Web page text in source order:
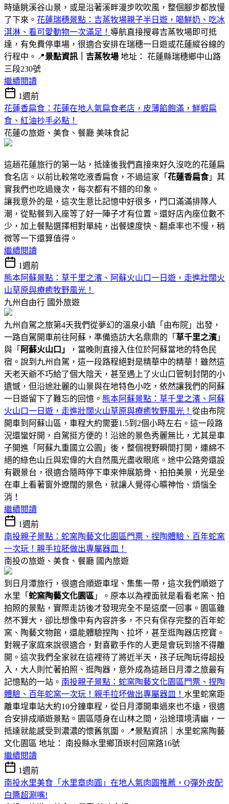
時遠眺溪谷山景，或是沿著溪畔漫步吹吹風，整個腳步都放慢
了下來。 花蓮瑞穗景點：吉蒸牧場親子半日遊，喝鮮奶、吃冰
淇淋、看可愛動物一次滿足！ 導航直接搜尋吉蒸牧場即可抵
達，有免費停車場，很適合安排在瑞穗一日遊或花蓮縱谷線的
行程中。📍景點資訊｜吉蒸牧場 地址： 花蓮縣瑞穗鄉中山路
三段230號
繼續閱讀
1週前
花蓮香扁食：花蓮在地人氣扁食老店，皮薄餡飽滿，鮮蝦扁
食、紅油抄手必點！
花蓮の旅遊、美食、餐廳 美味食記
這趟花蓮旅行的第一站，抵達後我們直接來好久沒吃的花蓮扁
食名店。以前比較常吃液香扁食，不過這家「 花蓮香扁食」其
實我們也吃過幾次，每次都有不錯的印象。
讓我意外的是，這次生意比記憶中好很多，門口滿滿排隊人
潮，從點餐到入座等了好一陣子才有位置。還好店內座位數不
少，加上餐點選擇相對單純，出餐速度快、翻桌率也不慢，稍
微等一下還算值得。
繼續閱讀
1週前
熊本阿蘇景點：草千里之濱、阿蘇火山口一日遊，走進壯闊火
山草原與療癒牧野風光！
九州自由行 國外旅遊
九州自駕之旅第4天我們從夢幻的溫泉小鎮「由布院」出發，
一路自駕開車前往阿蘇，準備造訪大名鼎鼎的「 草千里之濱 」
與「 阿蘇火山口」
，當晚則直接入住位於阿蘇當地的特色民
宿。說到九州自駕，這一段路程絕對是精華中的精華！雖然這
天老天爺不巧給了個大陰天，甚至遇上了火山口管制封閉的小
遺憾，但沿途壯麗的山景與在地特色小吃，依然讓我們的阿蘇
一日遊留下了難忘的回憶。 熊本阿蘇景點：草千里之濱、阿蘇
火山口一日遊，走進壯闊火山草原與療癒牧野風光！ 從由布院
開車到阿蘇山區，車程大約需要1.5到2個小時左右。這一段路
況還蠻好開，自駕挺方便的！沿途的景色秀麗無比，尤其是車
子開進「阿蘇九重國立公園」後，整個視野瞬間打開，連綿不
絕的綠色山丘與宏偉的大自然風光盡收眼底。途中公路旁還設
有觀景台，很適合隨時停下車來伸展筋骨、拍拍美景，光是坐
在車上看著窗外遼闊的景色，就讓人覺得心曠神怡、煩惱全
消！
繼續閱讀
1週前
南投親子景點：蛇窯陶藝文化園區門票、捏陶體驗、百年蛇窯
一次玩！親手拉胚做出專屬器皿！
南投の旅遊、美食、餐廳 國內旅遊
到日月潭旅行，很適合順遊車埕、集集一帶，這次我們順遊了
水里「 蛇窯陶藝文化園區 」。原本以為裡面就是看看老窯、拍
拍照的景點，實際走訪後才發現完全不是這麼一回事。園區雖
然不算大，卻比想像中有內容許多，不只有保存完整的百年蛇
窯、陶藝文物館，還能體驗捏陶、拉坏，甚至逛陶器店挖寶。
對親子家庭來說很適合，對喜歡手作的人更是會玩到捨不得離
開。這次我們全家就在這裡待了將近半天，孩子玩陶玩得超投
入，大人則忙著拍照、逛陶器，意外成為這趟日月潭之旅最有
記憶點的一站。 南投親子景點：蛇窯陶藝文化園區門票、捏陶
體驗、百年蛇窯一次玩！親手拉坏做出專屬器皿！ 水里蛇窯距
離車埕車站大約10分鐘車程，從日月潭開車過來也不遠，很適
合安排成順遊景點。園區隱身在山林之間，沿途環境清幽，一
抵達就能感受到濃濃的懷舊氛圍。📍景點資訊｜水里蛇窯陶藝
文化園區 地址： 南投縣水里鄉頂崁村回窯路16號
繼續閱讀
1週前
南投水里美食「水里章肉圓」在地人氣肉圓推薦，Q彈外皮配
白醬超涮嘴!